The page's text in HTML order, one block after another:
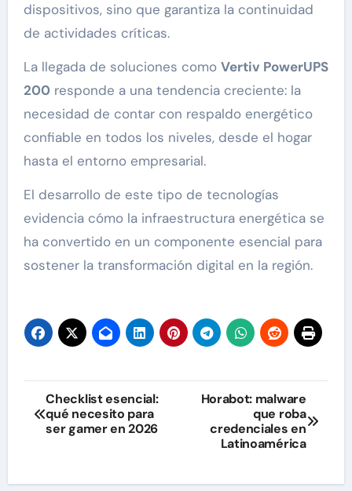
dispositivos, sino que garantiza la continuidad
de actividades críticas.
La llegada de soluciones como Vertiv PowerUPS
200 responde a una tendencia creciente: la
necesidad de contar con respaldo energético
confiable en todos los niveles, desde el hogar
hasta el entorno empresarial.
El desarrollo de este tipo de tecnologías
evidencia cómo la infraestructura energética se
ha convertido en un componente esencial para
sostener la transformación digital en la región.
Navegación
de
Checklist esencial:
qué necesito para
ser gamer en 2026
Horabot: malware
que roba
credenciales en
Latinoamérica